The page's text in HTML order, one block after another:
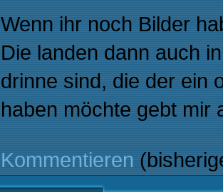
Wenn ihr noch Bilder
Die landen dann auch
drinne sind, die der ein
haben möchte gebt
Kommentieren